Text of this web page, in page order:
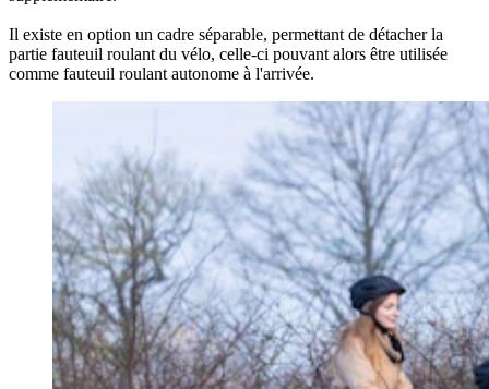
Il existe en option un cadre séparable, permettant de détacher la
partie fauteuil roulant du vélo, celle-ci pouvant alors être utilisée
comme fauteuil roulant autonome à l'arrivée.